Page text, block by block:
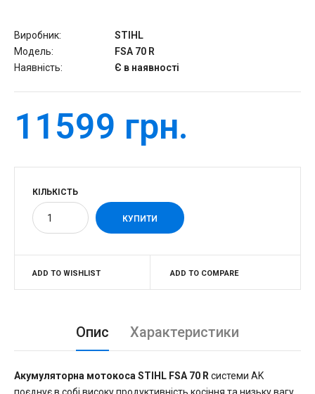
Виробник:
STIHL
Модель:
FSA 70 R
Наявність:
Є в наявності
11599 грн.
КІЛЬКІСТЬ
ADD TO WISHLIST ADD TO COMPARE
Опис Характеристики
Акумуляторна мотокоса STIHL FSA 70 R системи AK